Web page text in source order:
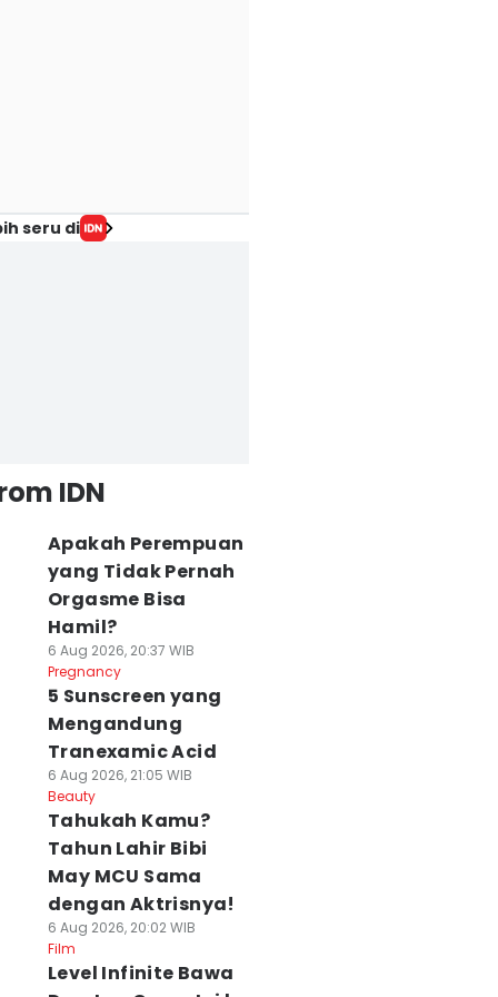
seru di
IDN
Apakah Perempuan
yang Tidak Pernah
Orgasme Bisa
Hamil?
6 Aug 2026, 20:37 WIB
Pregnancy
5 Sunscreen yang
Mengandung
Tranexamic Acid
6 Aug 2026, 21:05 WIB
Beauty
Tahukah Kamu?
Tahun Lahir Bibi
May MCU Sama
dengan Aktrisnya!
6 Aug 2026, 20:02 WIB
Film
Level Infinite Bawa